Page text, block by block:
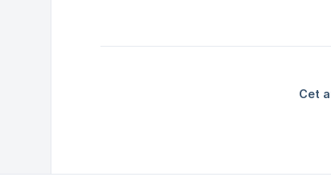
Cet